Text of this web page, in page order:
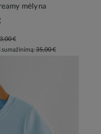
mėlyna
€
sumažinimą:35,00 €